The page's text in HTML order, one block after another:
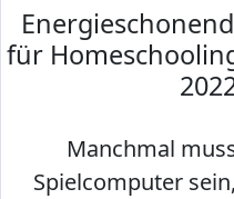
für
Manchmal
Spielcomputer